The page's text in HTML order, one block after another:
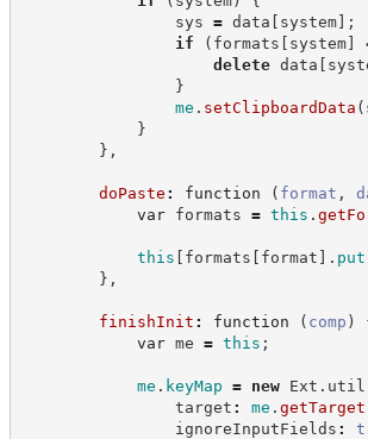
sys = data [ system] ;
if
( formats [ system]
delete data [
}
me . setClipboardData (
}
} ,
doPaste : function ( format ,
var formats = this .
this [ formats [ format ] . put
} ,
finishInit : function ( comp )
var me = this ;
me . keyMap = new Ext . util
target : me . getTarget
ignoreInputFields :